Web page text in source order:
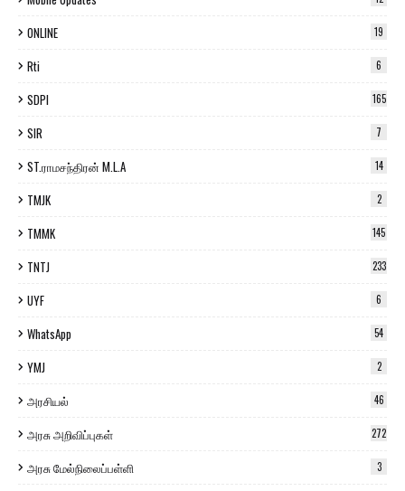
ONLINE 19
Rti 6
SDPI 165
SIR 7
ST.ராமசந்திரன் M.L.A 14
TMJK 2
TMMK 145
TNTJ 233
UYF 6
WhatsApp 54
YMJ 2
அரசியல் 46
அரசு அறிவிப்புகள் 272
அரசு மேல்நிலைப்பள்ளி 3